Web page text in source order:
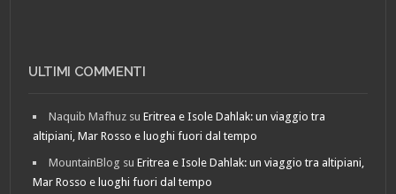
ULTIMI COMMENTI
Naquib Mafhuz suEritrea e Isole Dahlak: un viaggio tra
altipiani, Mar Rosso e luoghi fuori dal tempo
MountainBlog suEritrea e Isole Dahlak: un viaggio tra altipiani,
Mar Rosso e luoghi fuori dal tempo